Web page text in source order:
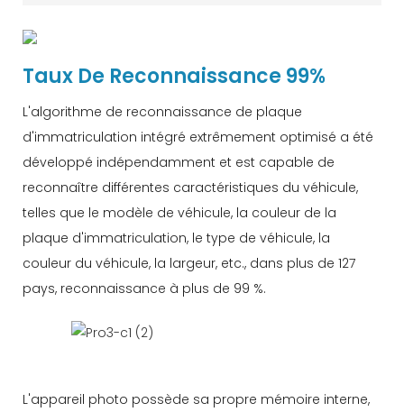
Taux De Reconnaissance 99%
L'algorithme de reconnaissance de plaque
d'immatriculation intégré extrêmement optimisé a été
développé indépendamment et est capable de
reconnaître différentes caractéristiques du véhicule,
telles que le modèle de véhicule, la couleur de la
plaque d'immatriculation, le type de véhicule, la
couleur du véhicule, la largeur, etc., dans plus de 127
pays, reconnaissance à plus de 99 %.
L'appareil photo possède sa propre mémoire interne,